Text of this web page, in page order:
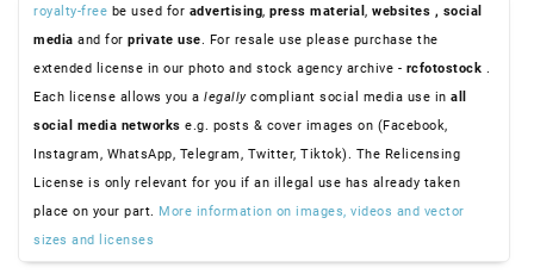
royalty-free be used for advertising, press material , websites , social
media and for private use. For resale use please purchase the
extended license in our photo and stock agency archive - rcfotostock .
Each license allows you a legallycompliant social media use in all
social media networks e.g. posts & cover images on (Facebook,
Instagram, WhatsApp, Telegram, Twitter, Tiktok). The Relicensing
License is only relevant for you if an illegal use has already taken
place on your part. More information on images, videos and vector
sizes and licenses